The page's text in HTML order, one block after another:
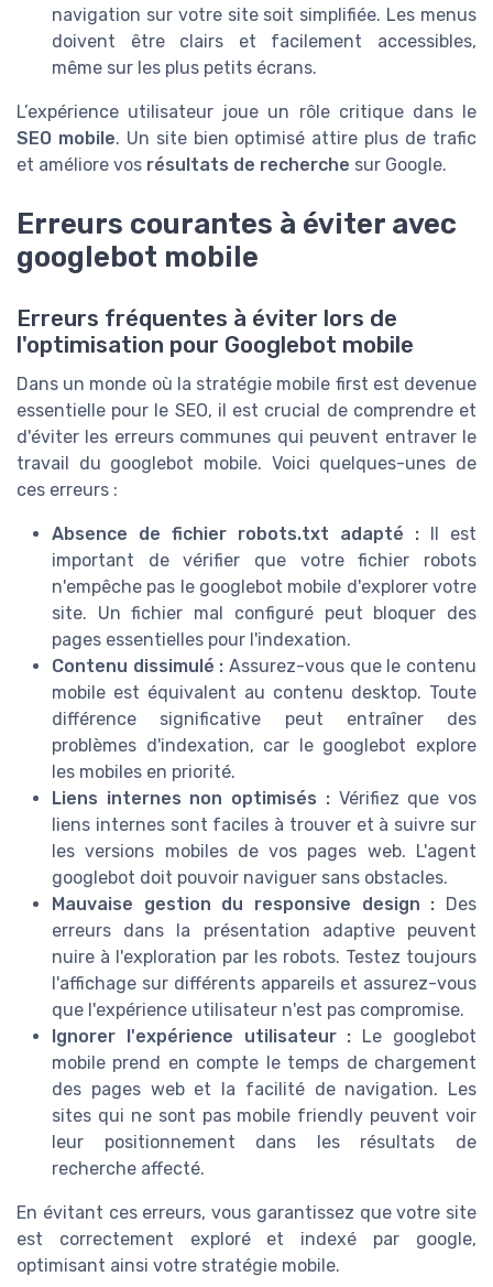
navigation sur votre site soit simplifiée. Les menus
doivent être clairs et facilement accessibles,
même sur les plus petits écrans.
L’expérience utilisateur joue un rôle critique dans le
SEO mobile. Un site bien optimisé attire plus de trafic
et améliore vos résultats de recherche sur Google.
Erreurs courantes à éviter avec
googlebot mobile
Erreurs fréquentes à éviter lors de
l'optimisation pour Googlebot mobile
Dans un monde où la stratégie mobile first est devenue
essentielle pour le SEO, il est crucial de comprendre et
d'éviter les erreurs communes qui peuvent entraver le
travail du googlebot mobile. Voici quelques-unes de
ces erreurs :
Absence de fichier robots.txt adapté : Il est
important de vérifier que votre fichier robots
n'empêche pas le googlebot mobile d'explorer votre
site. Un fichier mal configuré peut bloquer des
pages essentielles pour l'indexation.
Contenu dissimulé : Assurez-vous que le contenu
mobile est équivalent au contenu desktop. Toute
différence significative peut entraîner des
problèmes d'indexation, car le googlebot explore
les mobiles en priorité.
Liens internes non optimisés :Vérifiez que vos
liens internes sont faciles à trouver et à suivre sur
les versions mobiles de vos pages web. L'agent
googlebot doit pouvoir naviguer sans obstacles.
Mauvaise gestion du responsive design : Des
erreurs dans la présentation adaptive peuvent
nuire à l'exploration par les robots. Testez toujours
l'affichage sur différents appareils et assurez-vous
que l'expérience utilisateur n'est pas compromise.
Ignorer l'expérience utilisateur : Le googlebot
mobile prend en compte le temps de chargement
des pages web et la facilité de navigation. Les
sites qui ne sont pas mobile friendly peuvent voir
leur positionnement dans les résultats de
recherche affecté.
En évitant ces erreurs, vous garantissez que votre site
est correctement exploré et indexé par google,
optimisant ainsi votre stratégie mobile.